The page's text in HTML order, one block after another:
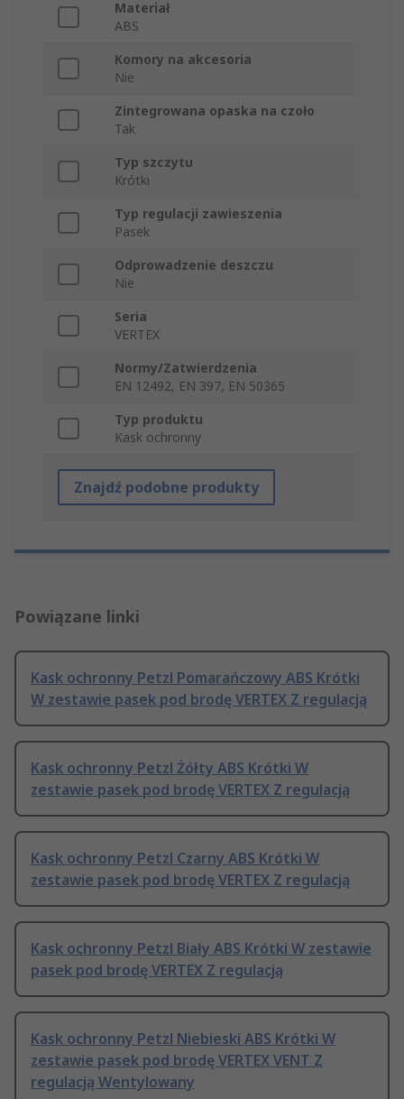
Materiał
ABS
Komory na akcesoria
Nie
Zintegrowana opaska na czoło
Tak
Typ szczytu
Krótki
Typ regulacji zawieszenia
Pasek
Odprowadzenie deszczu
Nie
Seria
VERTEX
Normy/Zatwierdzenia
EN 12492, EN 397, EN 50365
Typ produktu
Kask ochronny
Znajdź podobne produkty
Powiązane linki
Kask ochronny Petzl Pomarańczowy ABS Krótki
W zestawie pasek pod brodę VERTEX Z regulacją
Kask ochronny Petzl Żółty ABS Krótki W
zestawie pasek pod brodę VERTEX Z regulacją
Kask ochronny Petzl Czarny ABS Krótki W
zestawie pasek pod brodę VERTEX Z regulacją
Kask ochronny Petzl Biały ABS Krótki W zestawie
pasek pod brodę VERTEX Z regulacją
Kask ochronny Petzl Niebieski ABS Krótki W
zestawie pasek pod brodę VERTEX VENT Z
regulacją Wentylowany